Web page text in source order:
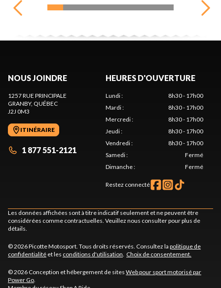
NOUS JOINDRE
1257 RUE PRINCIPALE
GRANBY, QUÉBEC
J2J 0M3
ITINÉRAIRE
1 877 551-2121
HEURES D'OUVERTURE
Lundi:
8h30 - 17h00
Mardi:
8h30 - 17h00
Mercredi:
8h30 - 17h00
Jeudi:
8h30 - 17h00
Vendredi:
8h30 - 17h00
Samedi:
Fermé
Dimanche: Fermé
Restez connecté
Les données affichées sont à titre indicatif seulement et ne peuvent être
considérées comme contractuelles. Veuillez nous consulter pour plus de
détails.
© 2026 Picotte Motosport. Tous droits réservés. Consultez la politique de
confidentialité et les conditions d'utilisation. Choix de consentement.
© 2026 Conception et hébergement de sites Web pour sport motorisé par
Power Go.